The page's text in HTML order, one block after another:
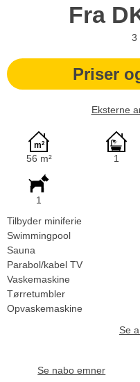
Fra
3
Priser
Eksterne
56 m² 1
1
Tilbyder miniferie
Swimmingpool
Sauna
Parabol/kabel TV
Vaskemaskine
Tørretumbler
Opvaskemaskine
Se
Se nabo emner